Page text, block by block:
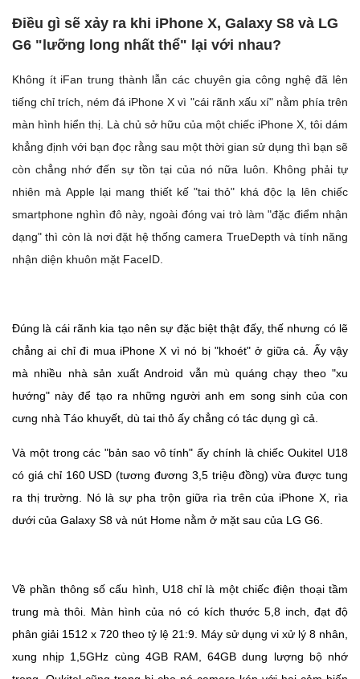
Điều gì sẽ xảy ra khi iPhone X, Galaxy S8 và LG
G6 "lưỡng long nhất thể" lại với nhau?
Không ít iFan trung thành lẫn các chuyên gia công nghệ đã lên
tiếng chỉ trích, ném đá iPhone X vì "cái rãnh xấu xí" nằm phía trên
màn hình hiển thị. Là chủ sở hữu của một chiếc iPhone X, tôi dám
khẳng định với bạn đọc rằng sau một thời gian sử dụng thì bạn sẽ
còn chẳng nhớ đến sự tồn tại của nó nữa luôn. Không phải tự
nhiên mà Apple lại mang thiết kế "tai thỏ" khá độc lạ lên chiếc
smartphone nghìn đô này, ngoài đóng vai trò làm "đặc điểm nhận
dạng" thì còn là nơi đặt hệ thống camera TrueDepth và tính năng
nhận diện khuôn mặt FaceID.
Đúng là cái rãnh kia tạo nên sự đặc biệt thật đấy, thế nhưng có lẽ
chẳng ai chỉ đi mua iPhone X vì nó bị "khoét" ở giữa cả. Ấy vậy
mà nhiều nhà sản xuất Android vẫn mù quáng chạy theo "xu
hướng" này để tạo ra những người anh em song sinh của con
cưng nhà Táo khuyết, dù tai thỏ ấy chẳng có tác dụng gì cả.
Và một trong các "bản sao vô tính" ấy chính là chiếc Oukitel U18
có giá chỉ 160 USD (tương đương 3,5 triệu đồng) vừa được tung
ra thị trường. Nó là sự pha trộn giữa rìa trên của iPhone X, rìa
dưới của Galaxy S8 và nút Home nằm ở mặt sau của LG G6.
Về phần thông số cấu hình, U18 chỉ là một chiếc điện thoại tầm
trung mà thôi. Màn hình của nó có kích thước 5,8 inch, đạt độ
phân giải 1512 x 720 theo tỷ lệ 21:9. Máy sử dụng vi xử lý 8 nhân,
xung nhịp 1,5GHz cùng 4GB RAM, 64GB dung lượng bộ nhớ